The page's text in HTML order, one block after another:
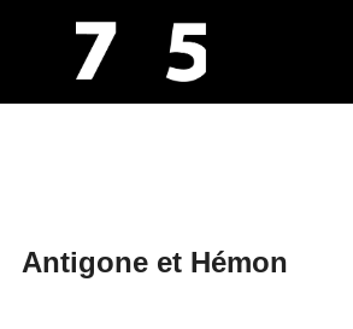
Antigone et Hémon